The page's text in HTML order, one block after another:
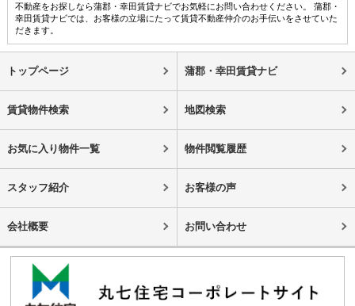
不動産をお探しなら蒲郡・幸田賃貸ナビでお気軽にお問い合わせください。 蒲郡・
幸田賃貸ナビでは、お客様の立場にたって賃貸不動産仲介のお手伝いをさせていた
だきます。
トップページ 蒲郡・幸田賃貸ナビ
賃貸物件検索 地図検索
お気に入り物件一覧 物件閲覧履歴
スタッフ紹介 お客様の声
会社概要 お問い合わせ